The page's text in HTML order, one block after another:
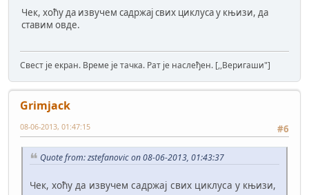
Чек, хоћу да извучем садржај свих циклуса у књизи, да
ставим овде.
Свест је екран. Време је тачка. Рат је наслеђен. [,,Веригаши"]
Grimjack
#6
08-06-2013, 01:47:15
Quote from: zstefanovic on 08-06-2013, 01:43:37
Чек, хоћу да извучем садржај свих циклуса у књизи,